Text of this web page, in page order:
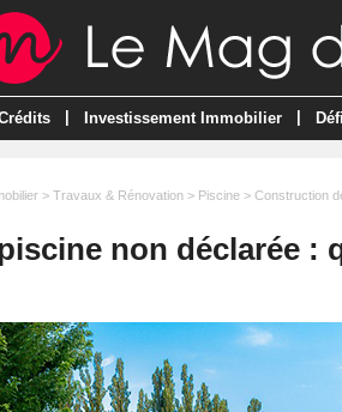
Investissement Immobilier
> Travaux & Rénovation > Piscine > Construction
non déclarée :